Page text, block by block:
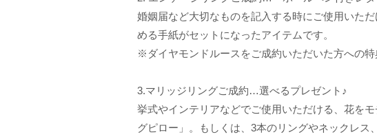
婚姻届など大切なものを記入する時にご使用いた
める手紙がセットになったアイテムです。
※ダイヤモンドルースをご成約いただいた方への
3.マリッジリングご成約…選べるプレゼント♪
挙式やインテリアなどでご使用いただける、花を
グピロー」。もしくは、3本のリングやネックレス